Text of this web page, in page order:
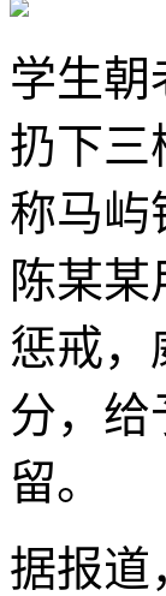
学生朝
扔下三
称马屿
陈某
惩戒，
分，给
留。
据报道